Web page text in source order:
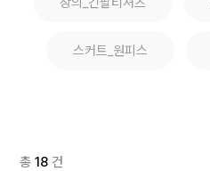
스커트_원피스
총 18 건